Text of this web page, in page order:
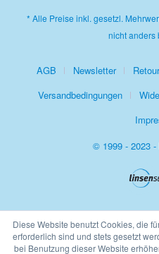
* Alle Preise inkl. gesetzl.
nicht anders
AGB Newsletter
Versandbedingungen
© 1999 - 2023 -
Diese Website benutzt Cookies, die
erforderlich sind und stets gesetzt
bei Benutzung dieser Website